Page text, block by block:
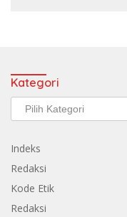
Kategori
Kategori
Indeks
Redaksi
Kode Etik
Redaksi